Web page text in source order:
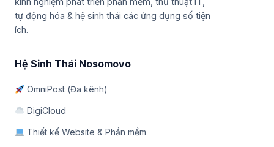
tự động hóa & hệ sinh thái các ứng dụng số tiện
ích.
Hệ Sinh Thái Nosomovo
OmniPost (Đa kênh)
DigiCloud
Thiết kế Website & Phần mềm